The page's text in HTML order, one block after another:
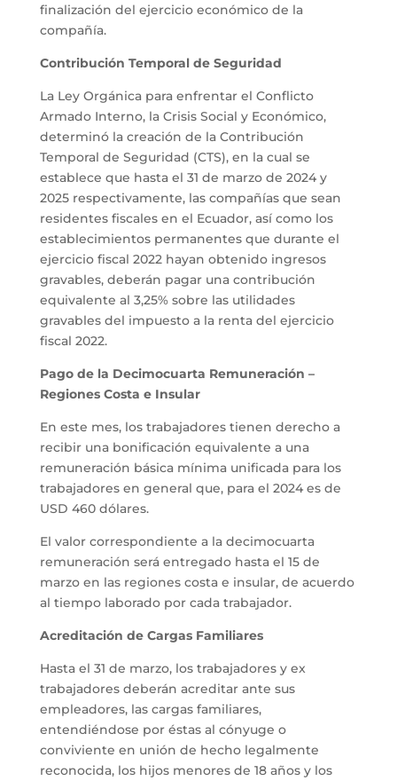
finalización del ejercicio económico de la
compañía.
Contribución Temporal de Seguridad
La Ley Orgánica para enfrentar el Conflicto
Armado Interno, la Crisis Social y Económico,
determinó la creación de la Contribución
Temporal de Seguridad (CTS), en la cual se
establece que hasta el 31 de marzo de 2024 y
2025 respectivamente, las compañías que sean
residentes fiscales en el Ecuador, así como los
establecimientos permanentes que durante el
ejercicio fiscal 2022 hayan obtenido ingresos
gravables, deberán pagar una contribución
equivalente al 3,25% sobre las utilidades
gravables del impuesto a la renta del ejercicio
fiscal 2022.
Pago de la Decimocuarta Remuneración –
Regiones Costa e Insular
En este mes, los trabajadores tienen derecho a
recibir una bonificación equivalente a una
remuneración básica mínima unificada para los
trabajadores en general que, para el 2024 es de
USD 460 dólares.
El valor correspondiente a la decimocuarta
remuneración será entregado hasta el 15 de
marzo en las regiones costa e insular, de acuerdo
al tiempo laborado por cada trabajador.
Acreditación de Cargas Familiares
Hasta el 31 de marzo, los trabajadores y ex
trabajadores deberán acreditar ante sus
empleadores, las cargas familiares,
entendiéndose por éstas al cónyuge o
conviviente en unión de hecho legalmente
reconocida, los hijos menores de 18 años y los